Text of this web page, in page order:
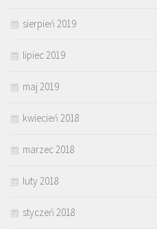
sierpień 2019
lipiec 2019
maj 2019
kwiecień 2018
marzec 2018
luty 2018
styczeń 2018